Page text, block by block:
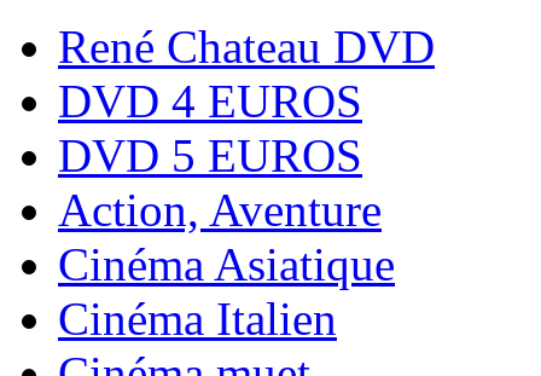
René Chateau DVD
DVD 4 EUROS
DVD 5 EUROS
Action, Aventure
Cinéma Asiatique
Cinéma Italien